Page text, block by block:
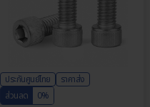
ประกันศูนย์ไทย
ราคาส่ง
ส่วนลด
0%